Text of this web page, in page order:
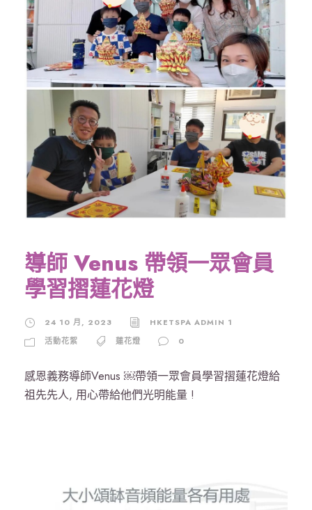
導師 Venus 帶領一眾會員
學習摺蓮花燈
24 10 月, 2023
HKETSPA ADMIN 1
活動花絮
蓮花燈 0
感恩義務導師Venus ￼帶領一眾會員學習摺蓮花燈給
祖先先人, 用心帶給他們光明能量 !